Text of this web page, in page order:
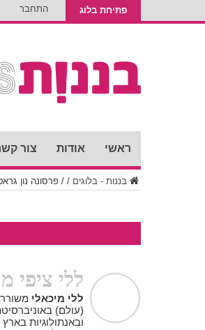
פתיחת בלוג התחבר
ראשי אודות צור
בננות - בלוגים /
/ פרסונה נון
ללי ציפי
ללי מיכאלי
(עולם)
ובאנתולוגיות